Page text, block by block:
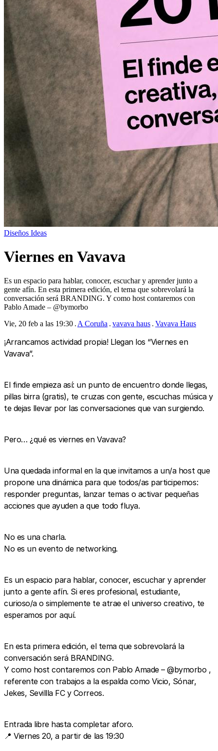
Diseños Ideas
Viernes en Vavava
Es un espacio para hablar, conocer, escuchar y aprender junto a
gente afín. En esta primera edición, el tema que sobrevolará la
conversación será BRANDING. Y como host contaremos con
Pablo Amade – @bymorbo
Vie, 20 feb a las 19:30 A Coruña vavava haus Vavava Haus
¡Arrancamos actividad propia! Llegan los “Viernes en
Vavava”.
El finde empieza así: un punto de encuentro donde llegas,
pillas birra (gratis), te cruzas con gente, escuchas música y
te dejas llevar por las conversaciones que van surgiendo.
Pero… ¿qué es viernes en Vavava?
Una quedada informal en la que invitamos a un/a host que
propone una dinámica para que todos/as participemos:
responder preguntas, lanzar temas o activar pequeñas
acciones que ayuden a que todo fluya.
No es una charla.
No es un evento de networking.
Es un espacio para hablar, conocer, escuchar y aprender
junto a gente afín. Si eres profesional, estudiante,
curioso/a o simplemente te atrae el universo creativo, te
esperamos por aquí.
En esta primera edición, el tema que sobrevolará la
conversación será BRANDING.
Y como host contaremos con Pablo Amade – @bymorbo ,
referente con trabajos a la espalda como Vicio, Sónar,
Jekes, Sevillla FC y Correos.
Entrada libre hasta completar aforo.
📍 Viernes 20, a partir de las 19:30